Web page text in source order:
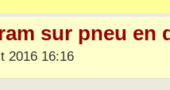
sur pneu en
2016 16:16